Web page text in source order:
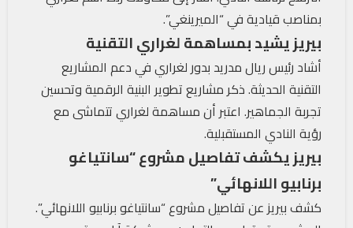
بمناصب قيادية في “الميرينغي”.
بيريز يشيد بمساهمة لغراري التقنية
أشاد رئيس ريال مدريد بدور لغراري في دعم المشاريع
التقنية الحديثة. ذكر مشاريع تطوير البنية الرقمية وتحسين
تجربة الجماهير. اعتبر أن مساهمة لغراري تتماشى مع
رؤية النادي المستقبلية.
بيريز يكشف تفاصيل مشروع “سانتياغو
برنابيو اللانهائي”
كشف بيريز عن تفاصيل مشروع “سانتياغو برنابيو اللانهائي”.